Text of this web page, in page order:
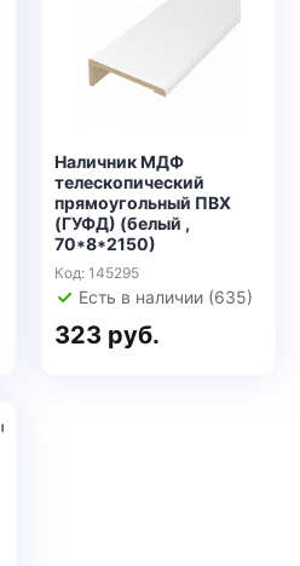
Наличник МДФ
телескопический
прямоугольный ПВХ
(ГУФД) (белый ,
70*8*2150)
Код: 145295
Есть в наличии (635)
323 руб.